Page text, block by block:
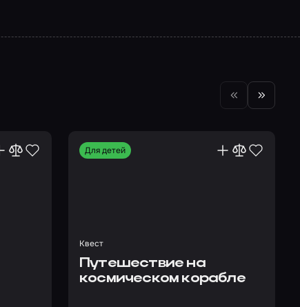
Для детей
Квест
Путешествие на
космическом корабле